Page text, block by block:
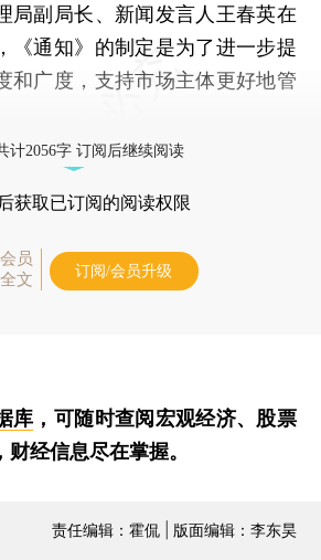
副局长、新闻发言人王春英在
《通知》的制定是为了进一步提
和广度，支持市场主体更好地管
计2056字 订阅后继续阅读
后获取已订阅的阅读权限
员
文
订阅/会员升级
库 ，可随时查阅宏观经济、股票
经信息尽在掌握。
责任编辑：霍侃 | 版面编辑：李东昊